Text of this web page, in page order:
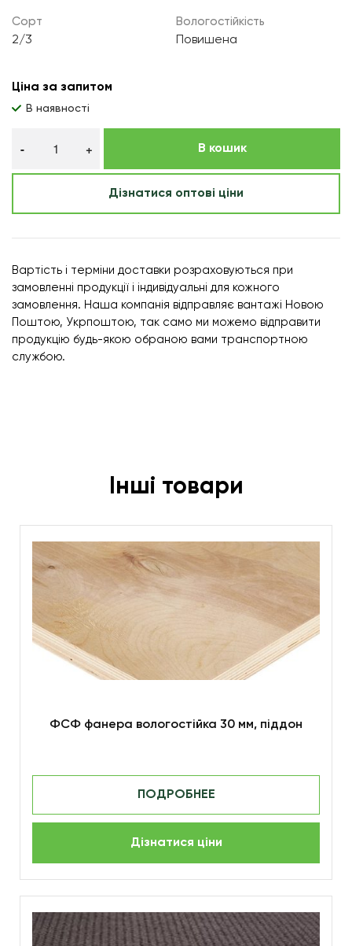
Сорт
2/3
Вологостійкість
Повишена
Ціна за запитом
В наявності
В кошик
Дізнатися оптові ціни
Вартість і терміни доставки розраховуються при
замовленні продукції і індивідуальні для кожного
замовлення. Наша компанія відправляє вантажі Новою
Поштою, Укрпоштою, так само ми можемо відправити
продукцію будь-якою обраною вами транспортною
службою.
Інші товари
ФСФ фанера вологостійка 30 мм, піддон
ПОДРОБНЕЕ
Дізнатися ціни